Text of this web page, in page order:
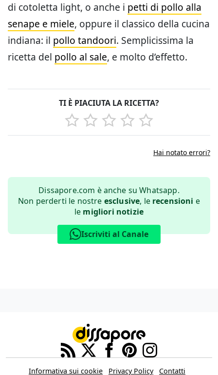
di cotoletta light, o anche i petti di pollo alla
senape e miele, oppure il classico della cucina
indiana: il pollo tandoori. Semplicissima la
ricetta del pollo al sale, e molto d’effetto.
TI È PIACIUTA LA RICETTA?
Hai notato errori?
Dissapore.com è anche su Whatsapp.
Non perderti le nostre esclusive, le recensioni e
le migliori notizie
Iscriviti al Canale
Informativa sui cookie Privacy Policy Contatti